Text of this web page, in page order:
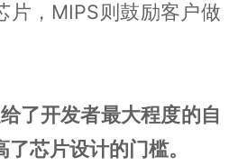
片，MIPS则鼓励客户做
了开发者最大程度的自
芯片设计的门槛。